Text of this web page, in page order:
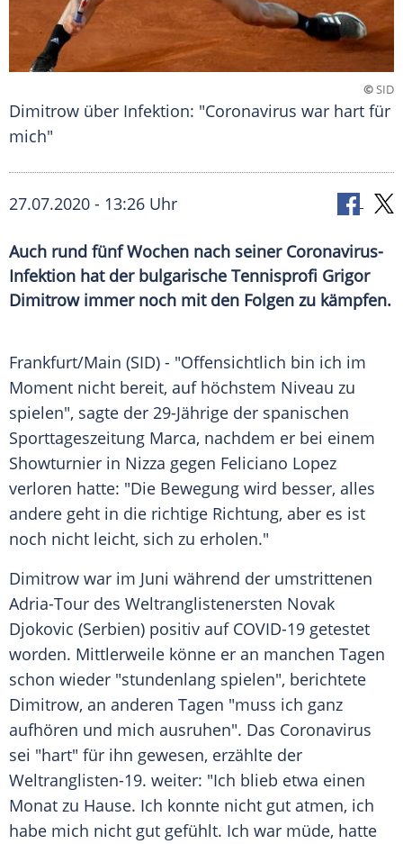
©SID
Dimitrow über Infektion: "Coronavirus war hart für
mich"
27.07.2020 - 13:26 Uhr
Auch rund fünf Wochen nach seiner Coronavirus-
Infektion hat der bulgarische Tennisprofi Grigor
Dimitrow immer noch mit den Folgen zu kämpfen.
Frankfurt/Main (SID) - "Offensichtlich bin ich im
Moment nicht bereit, auf höchstem Niveau zu
spielen", sagte der 29-Jährige der spanischen
Sporttageszeitung Marca, nachdem er bei einem
Showturnier in Nizza gegen Feliciano Lopez
verloren hatte: "Die Bewegung wird besser, alles
andere geht in die richtige Richtung, aber es ist
noch nicht leicht, sich zu erholen."
Dimitrow war im Juni während der umstrittenen
Adria-Tour des Weltranglistenersten Novak
Djokovic (Serbien) positiv auf COVID-19 getestet
worden. Mittlerweile könne er an manchen Tagen
schon wieder "stundenlang spielen", berichtete
Dimitrow, an anderen Tagen "muss ich ganz
aufhören und mich ausruhen". Das Coronavirus
sei "hart" für ihn gewesen, erzählte der
Weltranglisten-19. weiter: "Ich blieb etwa einen
Monat zu Hause. Ich konnte nicht gut atmen, ich
habe mich nicht gut gefühlt. Ich war müde, hatte